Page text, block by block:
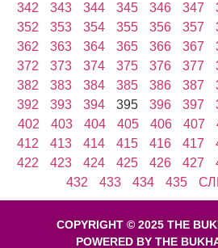
342
343 344 345 346 347
352
353 354 355 356 357
362
363 364 365 366 367
372
373 374 375 376 377
382
383 384 385 386 387
392
393 394 395 396 397
402
403 404 405 406 407
412
413 414 415 416 417
422
423 424 425 426 427
432
433 434 435
COPYRIGHT © 2025 THE
POWERED BY THE